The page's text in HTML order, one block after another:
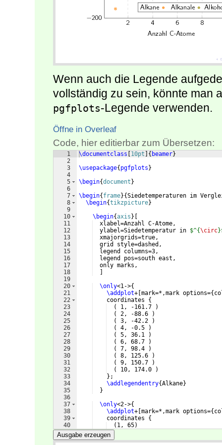
Wenn auch die Legende
vollständig zu sein, könnte man
pgfplots-Legende verwenden.
Öffne in Overleaf
Code, hier editierbar zum Übersetzen:
1
2
3
4
5
6
7
8
9
10
11
12
13
14
15
16
17
18
19
20
21
22
23
24
25
26
27
28
29
30
31
32
33
34
35
36
37
38
39
40
41
\documentclass 10pt { beamer}
\usepackage{ pgfplots }
\begin{document }
\begin{ frame}{Siedetemperaturen im
\begin{tikzpicture}
\begin{axis }
  xlabel=Anzahl C-Atome,
  ylabel=Siedetemperatur in
$^{\circ
  xmajorgrids=true,
  grid style=dashed,
  legend columns=3,
  legend pos=south east,
  only marks,
\only<1->{
\addplot+ mark=*,mark options={
    coordinates
{
(
1, -161.7
)
(
2, -88.6
)
(
3, -42.2
)
(
4, -0.5
)
(
5, 36.1
)
(
6, 68.7
)
(
7, 98.4
)
(
8, 125.6
)
(
9, 150.7
)
(
10, 174.0
)
} ;
\addlegendentry{Alkane}
}
\only<2->{
\addplot+ mark=*,mark options={
    coordinates
{
( 1, 65)
(
Ausgabe erzeugen